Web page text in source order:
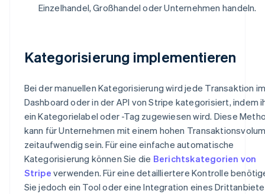
Einzelhandel, Großhandel oder Unternehmen handeln.
Kategorisierung implementieren
Bei der manuellen Kategorisierung wird jede Transaktion
Dashboard oder in der API von Stripe kategorisiert, indem
ein Kategorielabel oder -Tag zugewiesen wird. Diese
kann für Unternehmen mit einem hohen
zeitaufwendig sein. Für eine einfache automatische
Kategorisierung können Sie die Berichtskategorien von
Stripe verwenden. Für eine detailliertere Kontrolle
Sie jedoch ein Tool oder eine Integration eines